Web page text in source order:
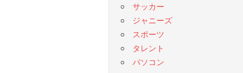
サッカー
ジャニーズ
スポーツ
タレント
パソコン